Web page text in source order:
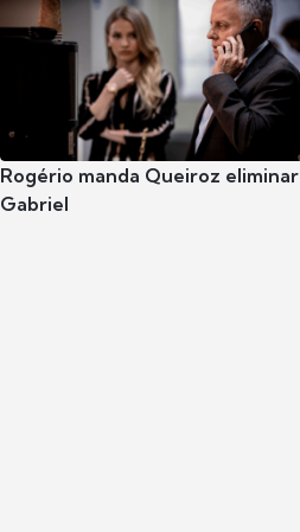
Rogério manda Queiroz eliminar
Gabriel